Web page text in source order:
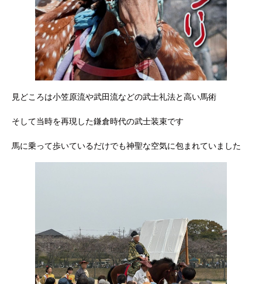
見どころは小笠原流や武田流などの武士礼法と高い馬術
そして当時を再現した鎌倉時代の武士装束です
馬に乗って歩いているだけでも神聖な空気に包まれていました